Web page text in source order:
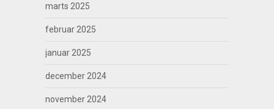
marts 2025
februar 2025
januar 2025
december 2024
november 2024